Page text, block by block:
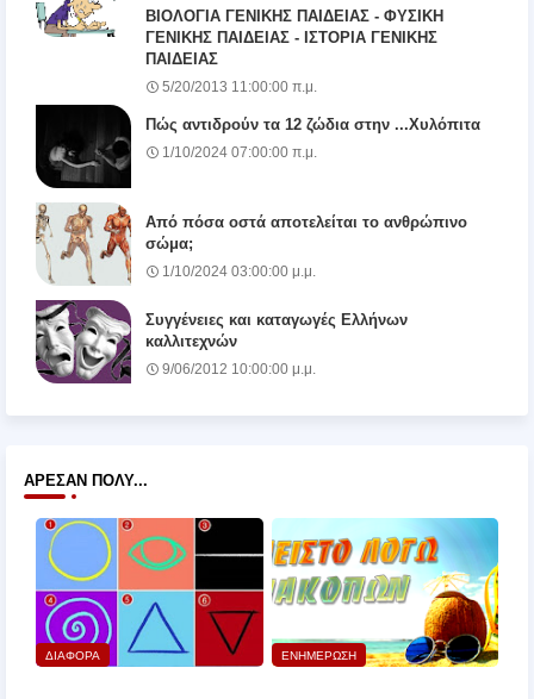
ΒΙΟΛΟΓΙΑ ΓΕΝΙΚΗΣ ΠΑΙΔΕΙΑΣ - ΦΥΣΙΚΗ
ΓΕΝΙΚΗΣ ΠΑΙΔΕΙΑΣ - ΙΣΤΟΡΙΑ ΓΕΝΙΚΗΣ
ΠΑΙΔΕΙΑΣ
5/20/2013 11:00:00 π.μ.
Πώς αντιδρούν τα 12 ζώδια στην ...Χυλόπιτα
1/10/2024 07:00:00 π.μ.
Από πόσα οστά αποτελείται το ανθρώπινο
σώμα;
1/10/2024 03:00:00 μ.μ.
Συγγένειες και καταγωγές Ελλήνων
καλλιτεχνών
9/06/2012 10:00:00 μ.μ.
ΆΡΕΣΑΝ ΠΟΛΎ...
ΔΙΑΦΟΡΑ ΕΝΗΜΕΡΩΣΗ